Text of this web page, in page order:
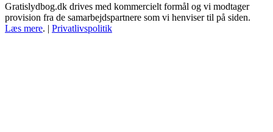
Gratislydbog.dk drives med kommercielt formål og vi modtager
provision fra de samarbejdspartnere som vi henviser til på siden.
Læs mere. | Privatlivspolitik